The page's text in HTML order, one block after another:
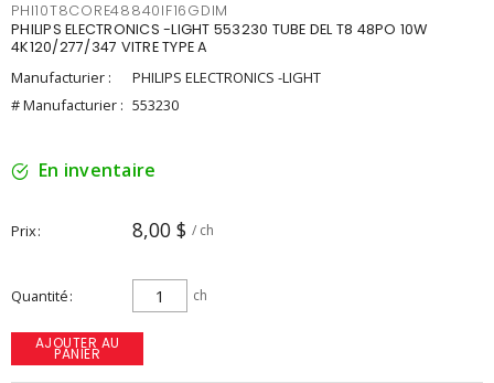
PHI10T8CORE48840IF16GDIM
PHILIPS ELECTRONICS -LIGHT 553230 TUBE DEL T8 48PO 10W
4K120/277/347 VITRE TYPE A
Manufacturier :
PHILIPS ELECTRONICS -LIGHT
# Manufacturier : 553230
En inventaire
Prix 8,00 $ / ch
Quantité ch
AJOUTER AU
PANIER